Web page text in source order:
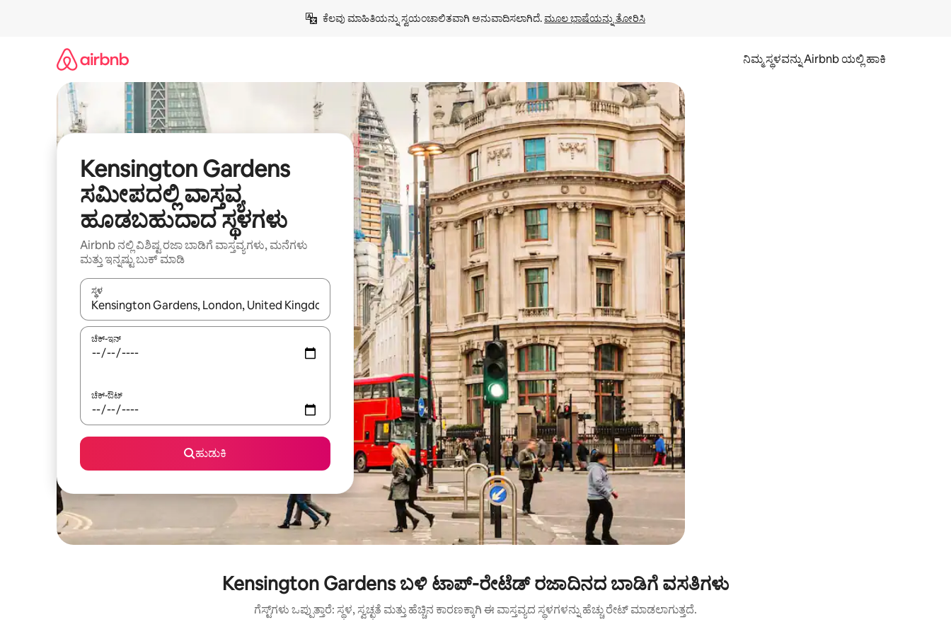
ಕೆಲವು ಮಾಹಿತಿಯನ್ನು ಸ್ವಯಂಚಾಲಿತವಾಗಿ ಅನುವಾದಿಸಲಾಗಿದೆ. ಮೂಲ ಭಾಷೆಯನ್ನು ತೋರಿಸಿ
ನಿಮ್ಮ ಸ್ಥಳವನ್ನು Airbnb ಯಲ್ಲಿ ಹಾಕಿ
Kensington Gardens
ಸಮೀಪದಲ್ಲಿ ವಾಸ್ತವ್ಯ
ಹೂಡಬಹುದಾದ ಸ್ಥಳಗಳು
Airbnb ನಲ್ಲಿ ವಿಶಿಷ್ಟ ರಜಾ ಬಾಡಿಗೆ ವಾಸ್ತವ್ಯಗಳು, ಮನೆಗಳು
ಮತ್ತು ಇನ್ನಷ್ಟು ಬುಕ್ ಮಾಡಿ
ಸ್ಥಳ
ಫಲಿತಾಂಶಗಳು ಲಭ್ಯವಿರುವಾಗ, ಅಪ್ ಮತ್ತು ಡೌನ್ ಬಾಣದ ಕೀಲಿಗಳೊಂದಿಗೆ ನ್ಯಾವಿಗೇಟ್ ಮಾಡಿ ಅಥವಾ ಸ್ಪರ್ಶ ಅಥವಾ ಸ್ವೈಪ್ ಗೆಸ್ಚರ್‌ಗಳ ಮೂಲಕ ಅನ್ವೇಷಿಸಿ.
ಚೆಕ್-ಇನ್
ಚೆಕ್-ಔಟ್
ಹುಡುಕಿ
Kensington Gardens ಬಳಿ ಟಾಪ್-ರೇಟೆಡ್ ರಜಾದಿನದ ಬಾಡಿಗೆ ವಸತಿಗಳು
ಗೆಸ್ಟ್‌ಗಳು ಒಪ್ಪುತ್ತಾರೆ: ಸ್ಥಳ, ಸ್ವಚ್ಛತೆ ಮತ್ತು ಹೆಚ್ಚಿನ ಕಾರಣಕ್ಕಾಗಿ ಈ ವಾಸ್ತವ್ಯದ ಸ್ಥಳಗಳನ್ನು ಹೆಚ್ಚು ರೇಟ್ ಮಾಡಲಾಗುತ್ತದೆ.